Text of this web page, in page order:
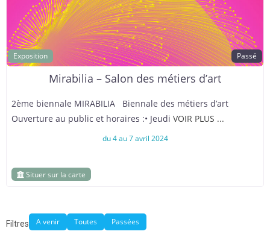
Exposition Passé
Mirabilia – Salon des métiers d’art
2ème biennale MIRABILIA Biennale des métiers d’art
Ouverture au public et horaires :• Jeudi VOIR PLUS ...
du 4 au 7 avril 2024
Situer sur la carte
Filtres A venir Toutes Passées